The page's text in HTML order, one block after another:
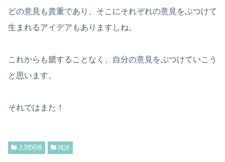
どの意見も貴重であり、そこにそれぞれの意見をぶつけて
生まれるアイデアもありますしね。
これからも臆することなく、自分の意見をぶつけていこう
と思います。
それではまた！
人間関係 雑談